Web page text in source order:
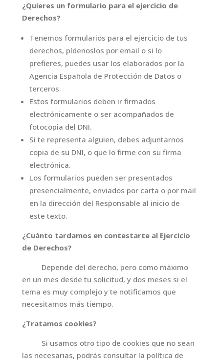
¿Quieres un formulario para el ejercicio de
Derechos?
Tenemos formularios para el ejercicio de tus
derechos, pídenoslos por email o si lo
prefieres, puedes usar los elaborados por la
Agencia Española de Protección de Datos o
terceros.
Estos formularios deben ir firmados
electrónicamente o ser acompañados de
fotocopia del DNI.
Si te representa alguien, debes adjuntarnos
copia de su DNI, o que lo firme con su firma
electrónica.
Los formularios pueden ser presentados
presencialmente, enviados por carta o por mail
en la dirección del Responsable al inicio de
este texto.
¿Cuánto tardamos en contestarte al Ejercicio
de Derechos?
Depende del derecho, pero como máximo
en un mes desde tu solicitud, y dos meses si el
tema es muy complejo y te notificamos que
necesitamos más tiempo.
¿Tratamos cookies?
Si usamos otro tipo de cookies que no sean
las necesarias, podrás consultar la política de